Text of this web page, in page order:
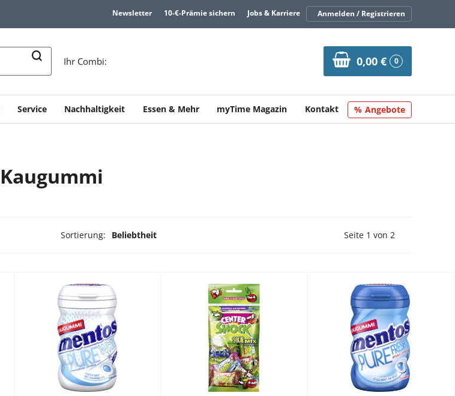
Newsletter 10-€-Prämie sichern Jobs & Karriere Anmelden / Registrieren
Ihr Combi: 0,00 € 0
Service Nachhaltigkeit Essen & Mehr myTime Magazin Kontakt Angebote
Kaugummi
Sortierung: Beliebtheit Vorherige Seite
Seite 1 von 2